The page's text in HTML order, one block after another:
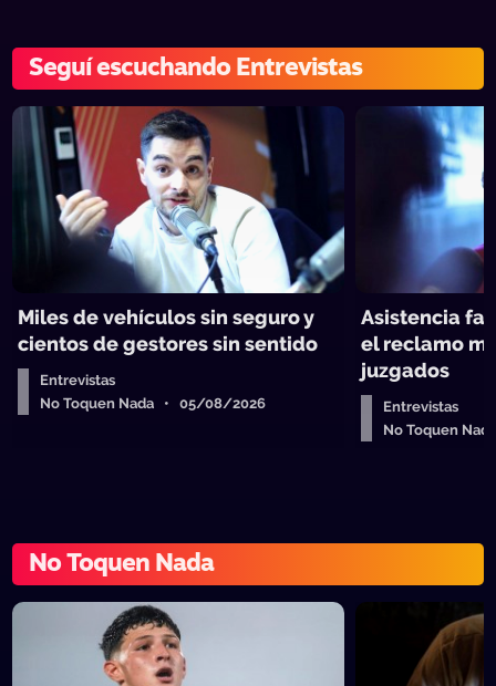
Seguí escuchando Entrevistas
Miles de vehículos sin seguro y
cientos de gestores sin sentido
Entrevistas
No Toquen Nada • 05/08/2026
Asistencia
el reclamo
juzgados
Entrevistas
No Toquen
No Toquen Nada